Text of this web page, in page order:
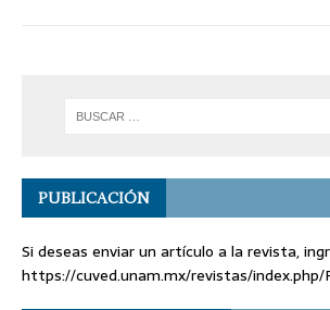
PUBLICACIÓN
Si deseas enviar un artículo a la revista,
https://cuved.unam.mx/revistas/index.php/